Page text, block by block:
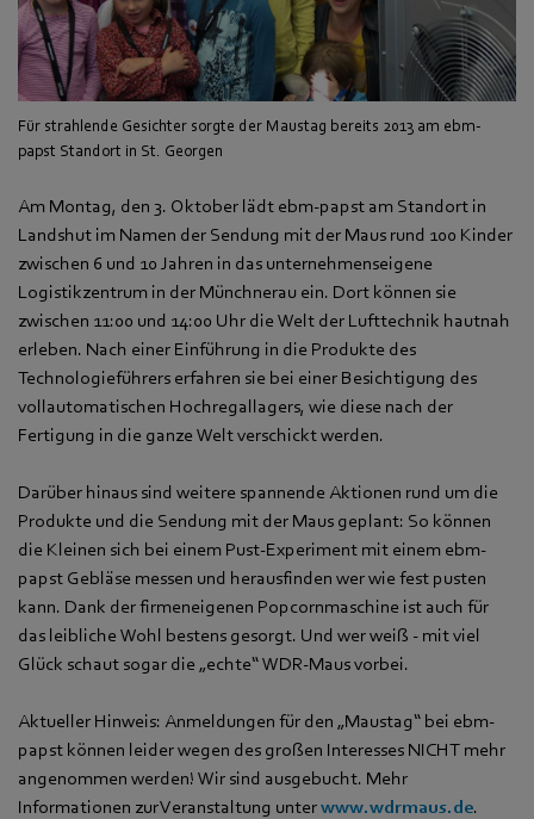
Für strahlende Gesichter sorgte der Maustag bereits 2013 am ebm-
papst Standort in St. Georgen
Am Montag, den 3. Oktober lädt ebm-papst am Standort in
Landshut im Namen der Sendung mit der Maus rund 100 Kinder
zwischen 6 und 10 Jahren in das unternehmenseigene
Logistikzentrum in der Münchnerau ein. Dort können sie
zwischen 11:00 und 14:00 Uhr die Welt der Lufttechnik hautnah
erleben. Nach einer Einführung in die Produkte des
Technologieführers erfahren sie bei einer Besichtigung des
vollautomatischen Hochregallagers, wie diese nach der
Fertigung in die ganze Welt verschickt werden.
Darüber hinaus sind weitere spannende Aktionen rund um die
Produkte und die Sendung mit der Maus geplant: So können
die Kleinen sich bei einem Pust-Experiment mit einem ebm-
papst Gebläse messen und herausfinden wer wie fest pusten
kann. Dank der firmeneigenen Popcornmaschine ist auch für
das leibliche Wohl bestens gesorgt. Und wer weiß - mit viel
Glück schaut sogar die „echte“ WDR-Maus vorbei.
Aktueller Hinweis: Anmeldungen für den „Maustag“ bei ebm-
papst können leider wegen des großen Interesses NICHT mehr
angenommen werden! Wir sind ausgebucht. Mehr
Informationen zur Veranstaltung unterwww.wdrmaus.de.